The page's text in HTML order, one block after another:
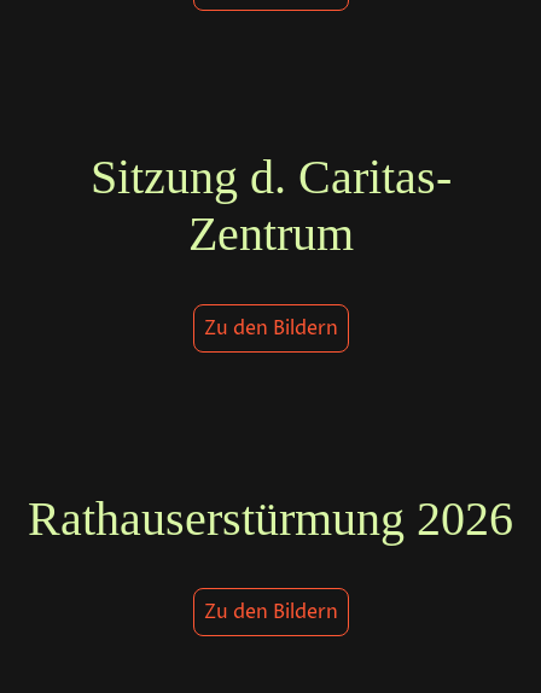
Sitzung d. Caritas-
Zentrum
Zu den Bildern
Rathauserstürmung 2026
Zu den Bildern